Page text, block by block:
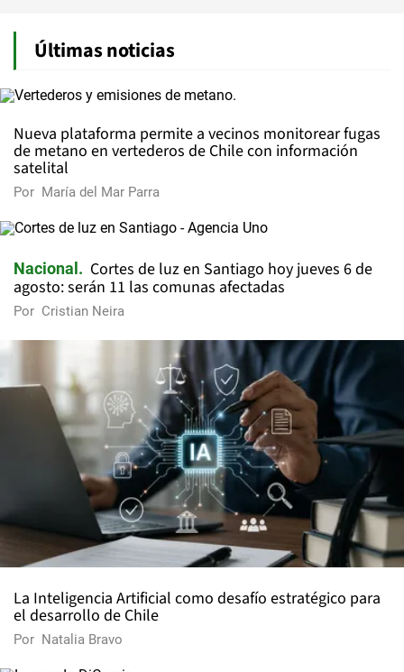
Últimas noticias
Nueva plataforma permite a vecinos monitorear fugas
de metano en vertederos de Chile con información
satelital
Por María del Mar Parra
Nacional
Cortes de luz en Santiago hoy jueves 6 de
agosto: serán 11 las comunas afectadas
Por Cristian Neira
La Inteligencia Artificial como desafío estratégico para
el desarrollo de Chile
Por Natalia Bravo